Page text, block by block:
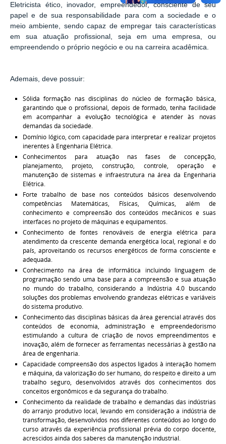
Eletricista ético, inovador, empreendedor, consciente de seu
papel e de sua responsabilidade para com a sociedade e o
meio ambiente, sendo capaz de empregar tais características
em sua atuação profissional, seja em uma empresa, ou
empreendendo o próprio negócio e ou na carreira acadêmica.
Ademais, deve possuir:
Sólida formação nas disciplinas do núcleo de formação básica,
garantindo que o profissional, depois de formado, tenha facilidade
em acompanhar a evolução tecnológica e atender às novas
demandas da sociedade.
Domínio lógico, com capacidade para interpretar e realizar projetos
inerentes à Engenharia Elétrica.
Conhecimentos para atuação nas fases de concepção,
planejamento, projeto, construção, controle, operação e
manutenção de sistemas e infraestrutura na área da Engenharia
Elétrica.
Forte trabalho de base nos conteúdos básicos desenvolvendo
competências Matemáticas, Físicas, Químicas, além de
conhecimento e compreensão dos conteúdos mecânicos e suas
interfaces no projeto de máquinas e equipamentos.
Conhecimento de fontes renováveis de energia elétrica para
atendimento da crescente demanda energética local, regional e do
país, aproveitando os recursos energéticos de forma consciente e
adequada.
Conhecimento na área de informática incluindo linguagem de
programação sendo uma base para a compreensão e sua atuação
no mundo do trabalho, considerando a Indústria 4.0 buscando
soluções dos problemas envolvendo grandezas elétricas e variáveis
do sistema produtivo.
Conhecimento das disciplinas básicas da área gerencial através dos
conteúdos de economia, administração e empreendedorismo
estimulando a cultura de criação de novos empreendimentos e
inovação, além de fornecer as ferramentas necessárias à gestão na
área de engenharia.
Capacidade compreensão dos aspectos ligados à interação homem
e máquina, da valorização do ser humano, do respeito e direito a um
trabalho seguro, desenvolvidos através dos conhecimentos dos
conceitos ergonômicos e da segurança do trabalho.
Conhecimento da realidade de trabalho e demandas das indústrias
do arranjo produtivo local, levando em consideração a indústria de
transformação, desenvolvidos nos diferentes conteúdos ao longo do
curso através da experiência profissional prévia do corpo docente,
acrescidos ainda dos saberes da manutenção industrial.